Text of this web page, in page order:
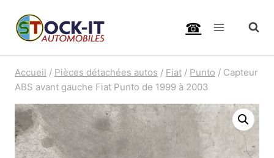
☎
Accueil / Pièces détachées autos / Fiat / Punto / Capteur
ABS avant gauche Fiat Punto de 1999 à 2003